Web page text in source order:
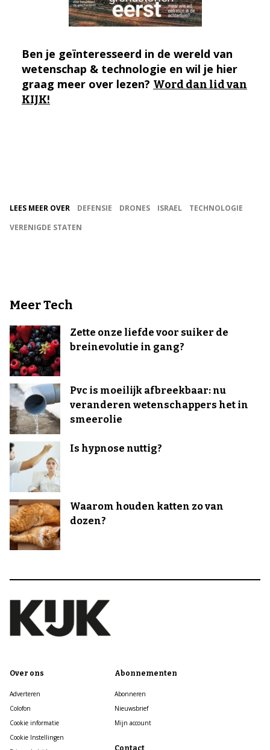
Ben je geïnteresseerd in de wereld van
wetenschap & technologie en wil je hier
graag meer over lezen? Word dan lid van
KIJK!
LEES MEER OVER DEFENSIE DRONES ISRAEL
TECHNOLOGIE
VERENIGDE STATEN
Meer Tech
Zette onze liefde voor suiker de
breinevolutie in gang?
Pvc is moeilijk afbreekbaar: nu
veranderen wetenschappers het in
smeerolie
Is hypnose nuttig?
Waarom houden katten zo van
dozen?
Over ons
Adverteren
Colofon
Cookie informatie
Cookie Instellingen
Abonnementen
Abonneren
Nieuwsbrief
Mijn account
Contact